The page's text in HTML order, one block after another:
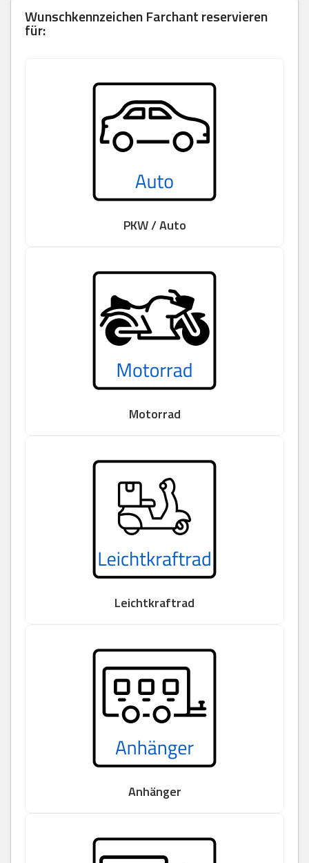
Wunschkennzeichen Farchant reservieren
für:
PKW / Auto
Motorrad
Leichtkraftrad
Anhänger